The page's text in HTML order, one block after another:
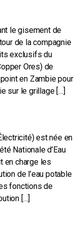
le gisement de
de la compagnie
exclusifs du
Ores) de
en Zambie pour
sur le grillage […]
est née en
Nationale d’Eau
en charge les
de l’eau potable
fonctions de
[…]